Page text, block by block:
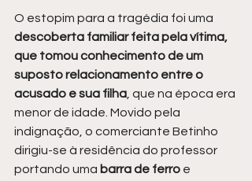
O estopim para a tragédia foi uma
descoberta familiar feita pela vítima,
que tomou conhecimento de um
suposto relacionamento entre o
acusado e sua filha, que na época era
menor de idade. Movido pela
indignação, o comerciante Betinho
dirigiu-se à residência do professor
portando uma barra de ferro e